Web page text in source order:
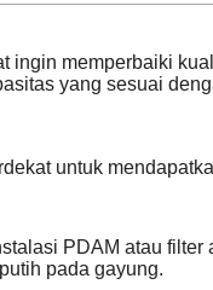
memperbaiki
yang sesuai
untuk
PDAM atau
pada gayung.